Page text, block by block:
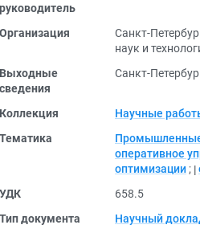
руководитель
Организация
Санкт-
наук и
Выходные
сведения
Санкт-
Коллекция Научные
Тематика
Промышленные
оперативное
оптимизации ;
УДК
658.5
Тип документа
Научный